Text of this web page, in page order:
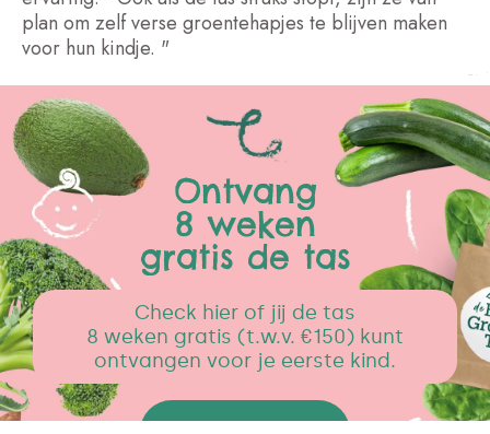
plan om zelf verse groentehapjes te blijven maken
voor hun kindje. "
Ontvang
8 weken
gratis de tas
Check hier of jij de tas
8 weken gratis (t.w.v. €150) kunt
ontvangen voor je eerste kind.